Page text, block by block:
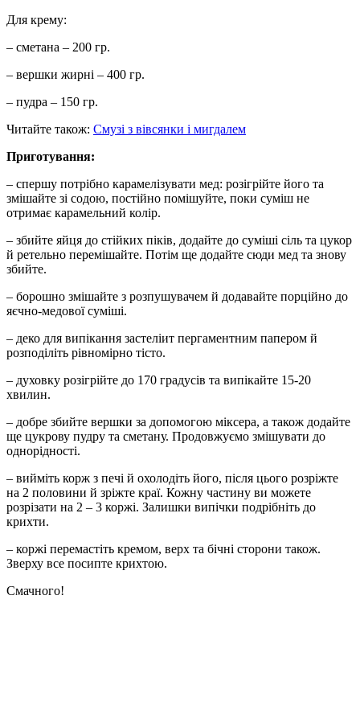
Для крему:
– сметана – 200 гр.
– вершки жирні – 400 гр.
– пудра – 150 гр.
Читайте також: Смузі з вівсянки і мигдалем
Приготування:
– спершу потрібно карамелізувати мед: розігрійте його та
змішайте зі содою, постійно помішуйте, поки суміш не
отримає карамельний колір.
– збийте яйця до стійких піків, додайте до суміші сіль та цукор
й ретельно перемішайте. Потім ще додайте сюди мед та знову
збийте.
– борошно змішайте з розпушувачем й додавайте порційно до
яєчно-медової суміші.
– деко для випікання застеліит пергаментним папером й
розподіліть рівномірно тісто.
– духовку розігрійте до 170 градусів та випікайте 15-20
хвилин.
– добре збийте вершки за допомогою міксера, а також додайте
ще цукрову пудру та сметану. Продовжуємо змішувати до
однорідності.
– вийміть корж з печі й охолодіть його, після цього розріжте
на 2 половини й зріжте краї. Кожну частину ви можете
розрізати на 2 – 3 коржі. Залишки випічки подрібніть до
крихти.
– коржі перемастіть кремом, верх та бічні сторони також.
Зверху все посипте крихтою.
Смачного!